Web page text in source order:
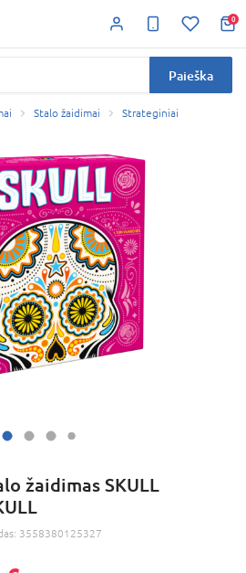
0
Paieška
Stalo žaidimai Strateginiai
žaidimas SKULL
3558380125327